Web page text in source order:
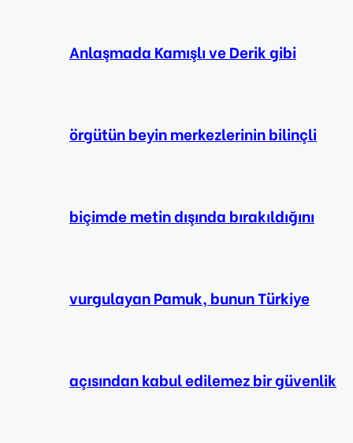
Anlaşmada Kamışlı ve Derik gibi
örgütün beyin merkezlerinin bilinçli
biçimde metin dışında bırakıldığını
vurgulayan Pamuk, bunun Türkiye
açısından kabul edilemez bir güvenlik